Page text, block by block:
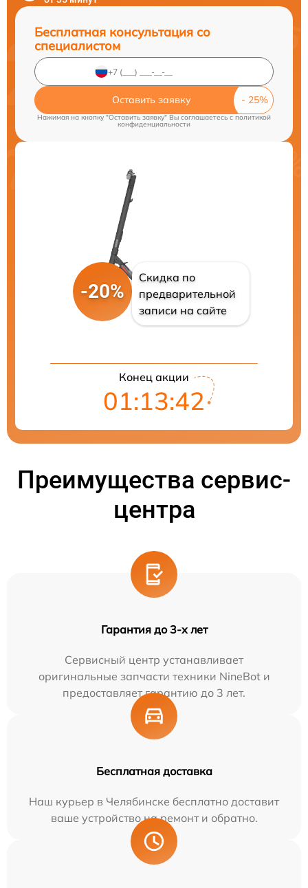
Бесплатная консультация со
специалистом
Оставить заявку
Нажимая на кнопку "Оставить заявку" Вы соглашаетесь c политикой
конфиденциальности
-20%
Скидка по
предварительной
записи на сайте
Конец акции
01:13:42
Преимущества сервис-
центра
Гарантия до 3-х лет
Сервисный центр устанавливает
оригинальные запчасти техники NineBot и
предоставляет гарантию до 3 лет.
Бесплатная доставка
Наш курьер в Челябинске бесплатно доставит
ваше устройство на ремонт и обратно.